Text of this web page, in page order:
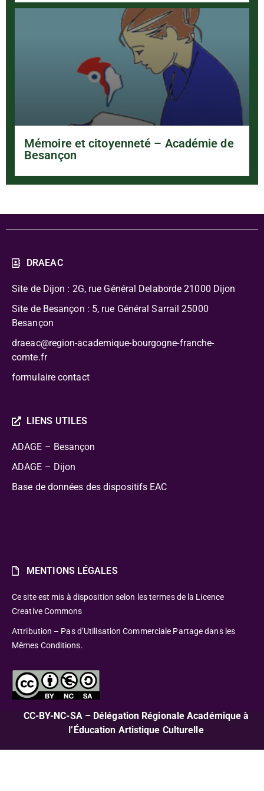
Mémoire et citoyenneté – Académie de
Besançon
DRAEAC
Site de Dijon : 2G, rue Général Delaborde 21000 Dijon
Site de Besançon : 5, rue Général Sarrail 25000
Besançon
draeac@region-academique-bourgogne-franche-
comte.fr
formulaire contact
LIENS UTILES
ADAGE – Besançon
ADAGE – Dijon
Base de données des dispositifs EAC
MENTIONS LÉGALES
Ce site est mis à disposition selon les termes de la Licence
Creative Commons
Attribution – Pas d’Utilisation Commerciale Partage dans les
Mêmes Conditions.
CC-BY-NC-SA – Délégation Régionale Académique à
l’Éducation Artistique Culturelle